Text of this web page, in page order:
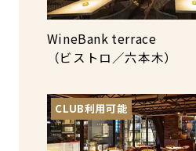
WineBank terrace
（ビストロ／六本木）
CLUB利用可能